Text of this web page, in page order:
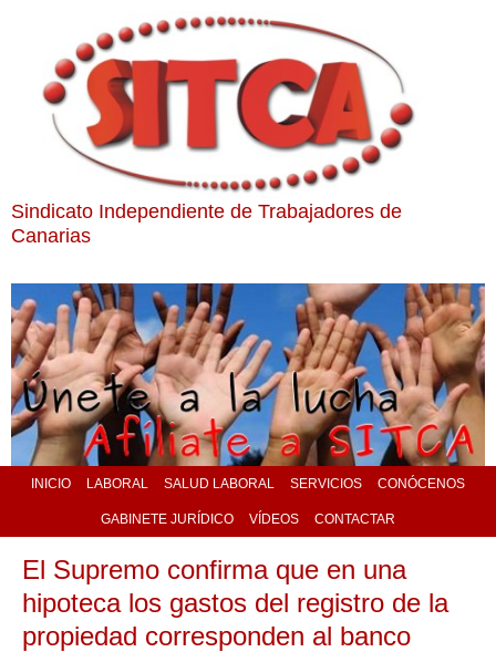
Sindicato Independiente de Trabajadores de
Canarias
INICIO LABORAL SALUD LABORAL SERVICIOS CONÓCENOS
GABINETE JURÍDICO VÍDEOS CONTACTAR
El Supremo confirma que en una
hipoteca los gastos del registro de la
propiedad corresponden al banco